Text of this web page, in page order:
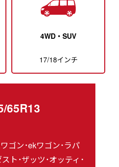
4WD・SUV
17/18インチ
65R13
ゴン･ekワゴン･ラパ
ト･ザッツ･オッティ･